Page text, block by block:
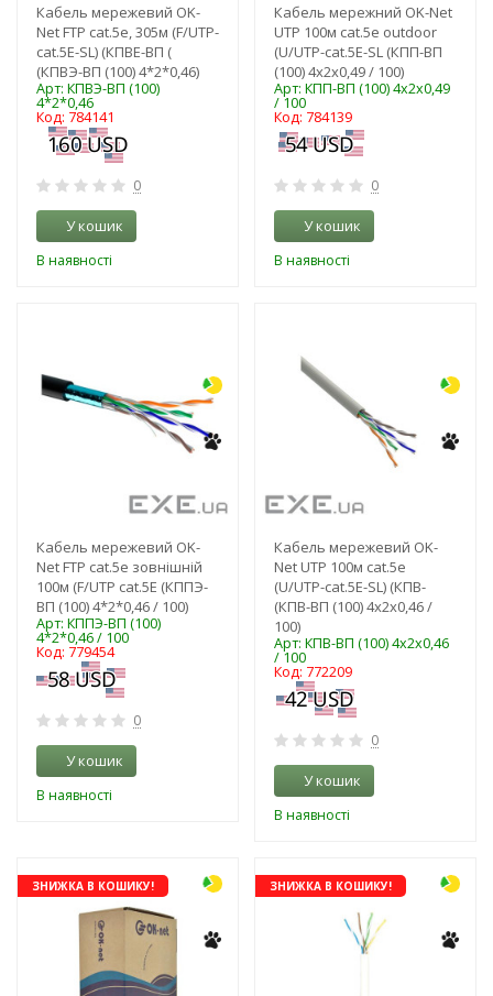
Кабель мережевий OK-
Net FTP cat.5e, 305м (F/UTP-
cat.5E-SL) (КПВЕ-ВП (
(КПВЭ-ВП (100) 4*2*0,46)
Арт: КПВЭ-ВП (100)
4*2*0,46
Код: 784141
0
У кошик
В наявності
Кабель мережний OK-Net
UTP 100м cat.5e outdoor
(U/UTP-cat.5Е-SL (КПП-ВП
(100) 4х2х0,49 / 100)
Арт: КПП-ВП (100) 4х2х0,49
/ 100
Код: 784139
0
У кошик
В наявності
Кабель мережевий OK-
Net FTP cat.5e зовнішній
100м (F/UTP cat.5E (КППЭ-
ВП (100) 4*2*0,46 / 100)
Арт: КППЭ-ВП (100)
4*2*0,46 / 100
Код: 779454
0
У кошик
В наявності
Кабель мережевий OK-
Net UTP 100м cat.5e
(U/UTP-cat.5Е-SL) (КПВ-
(КПВ-ВП (100) 4х2х0,46 /
100)
Арт: КПВ-ВП (100) 4х2х0,46
/ 100
Код: 772209
0
У кошик
В наявності
ЗНИЖКА В КОШИКУ! ЗНИЖКА В КОШИКУ!